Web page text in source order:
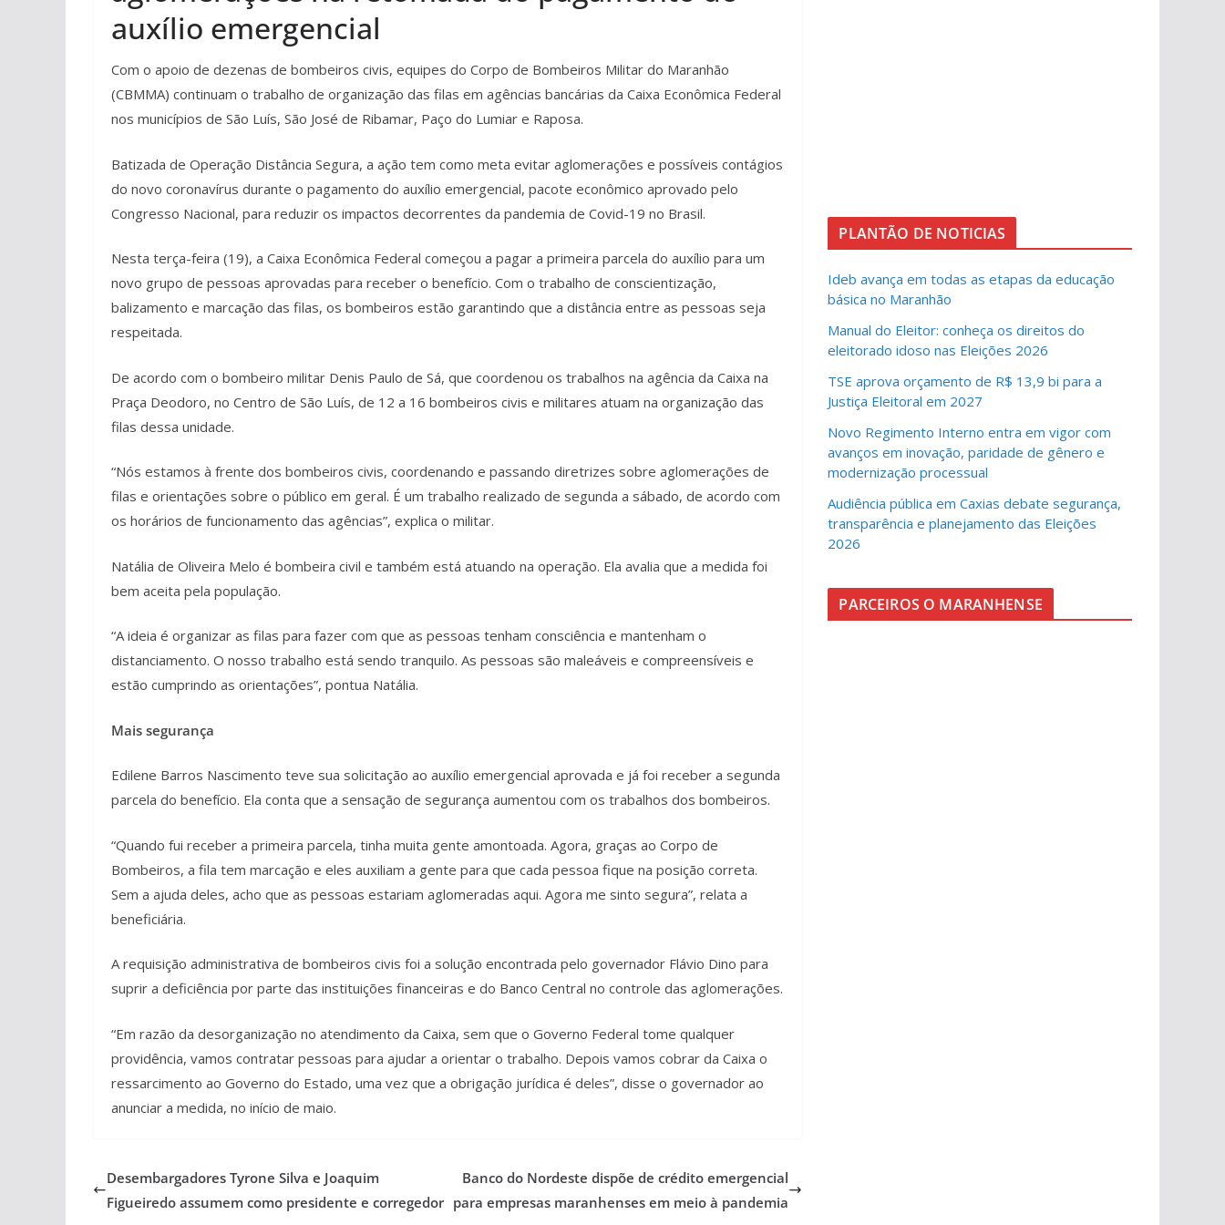
auxílio emergencial
Com o apoio de dezenas de bombeiros civis, equipes do Corpo de Bombeiros Militar do Maranhão
(CBMMA) continuam o trabalho de organização das filas em agências bancárias da Caixa Econômica Federal
nos municípios de São Luís, São José de Ribamar, Paço do Lumiar e Raposa.
Batizada de Operação Distância Segura, a ação tem como meta evitar aglomerações e possíveis contágios
do novo coronavírus durante o pagamento do auxílio emergencial, pacote econômico aprovado pelo
Congresso Nacional, para reduzir os impactos decorrentes da pandemia de Covid-19 no Brasil.
Nesta terça-feira (19), a Caixa Econômica Federal começou a pagar a primeira parcela do auxílio para um
novo grupo de pessoas aprovadas para receber o benefício. Com o trabalho de conscientização,
balizamento e marcação das filas, os bombeiros estão garantindo que a distância entre as pessoas seja
respeitada.
De acordo com o bombeiro militar Denis Paulo de Sá, que coordenou os trabalhos na agência da Caixa na
Praça Deodoro, no Centro de São Luís, de 12 a 16 bombeiros civis e militares atuam na organização das
filas dessa unidade.
“Nós estamos à frente dos bombeiros civis, coordenando e passando diretrizes sobre aglomerações de
filas e orientações sobre o público em geral. É um trabalho realizado de segunda a sábado, de acordo com
os horários de funcionamento das agências”, explica o militar.
Natália de Oliveira Melo é bombeira civil e também está atuando na operação. Ela avalia que a medida foi
bem aceita pela população.
“A ideia é organizar as filas para fazer com que as pessoas tenham consciência e mantenham o
distanciamento. O nosso trabalho está sendo tranquilo. As pessoas são maleáveis e compreensíveis e
estão cumprindo as orientações”, pontua Natália.
Mais segurança
Edilene Barros Nascimento teve sua solicitação ao auxílio emergencial aprovada e já foi receber a segunda
parcela do benefício. Ela conta que a sensação de segurança aumentou com os trabalhos dos bombeiros.
“Quando fui receber a primeira parcela, tinha muita gente amontoada. Agora, graças ao Corpo de
Bombeiros, a fila tem marcação e eles auxiliam a gente para que cada pessoa fique na posição correta.
Sem a ajuda deles, acho que as pessoas estariam aglomeradas aqui. Agora me sinto segura”, relata a
beneficiária.
A requisição administrativa de bombeiros civis foi a solução encontrada pelo governador Flávio Dino para
suprir a deficiência por parte das instituições financeiras e do Banco Central no controle das aglomerações.
“Em razão da desorganização no atendimento da Caixa, sem que o Governo Federal tome qualquer
providência, vamos contratar pessoas para ajudar a orientar o trabalho. Depois vamos cobrar da Caixa o
ressarcimento ao Governo do Estado, uma vez que a obrigação jurídica é deles”, disse o governador ao
anunciar a medida, no início de maio.
Desembargadores Tyrone Silva e Joaquim
Figueiredo assumem como presidente e corregedor
Banco do Nordeste dispõe de crédito emergencial
para empresas maranhenses em meio à pandemia
PLANTÃO DE NOTICIAS
Ideb avança em todas as etapas da educação
básica no Maranhão
Manual do Eleitor: conheça os direitos do
eleitorado idoso nas Eleições 2026
TSE aprova orçamento de R$ 13,9 bi para a
Justiça Eleitoral em 2027
Novo Regimento Interno entra em vigor com
avanços em inovação, paridade de gênero e
modernização processual
Audiência pública em Caxias debate segurança,
transparência e planejamento das Eleições
2026
PARCEIROS O MARANHENSE